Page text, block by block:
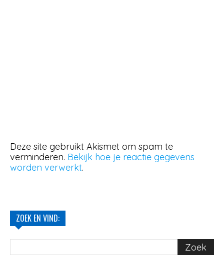
Deze site gebruikt Akismet om spam te
verminderen. Bekijk hoe je reactie gegevens
worden verwerkt.
ZOEK EN VIND: